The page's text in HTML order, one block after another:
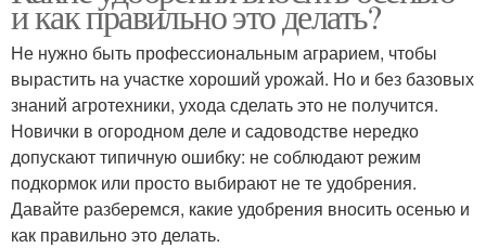
и как правильно это делать?
Не нужно быть профессиональным аграрием, чтобы
вырастить на участке хороший урожай. Но и без базовых
знаний агротехники, ухода сделать это не получится.
Новички в огородном деле и садоводстве нередко
допускают типичную ошибку: не соблюдают режим
подкормок или просто выбирают не те удобрения.
Давайте разберемся, какие удобрения вносить осенью и
как правильно это делать.